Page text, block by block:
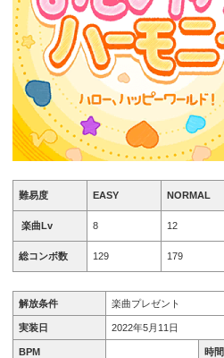
難易度 EASY NORMAL
楽曲Lv 8 12
総コンボ数 129 179
解放条件 楽曲プレゼント
実装日 2022年5月11日
BPM 時間